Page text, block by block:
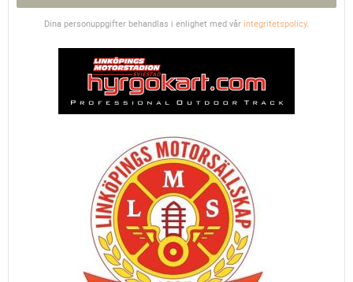
Dina personuppgifter behandlas i enlighet med vår integritetspolicy.